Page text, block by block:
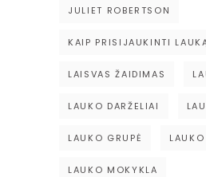
JULIET ROBERTSON
KAIP PRISIJAUKINTI
LAISVAS ŽAIDIMAS
LAUKO DARŽELIAI
LAUKO GRUPĖ
LAUKO MOKYKLA